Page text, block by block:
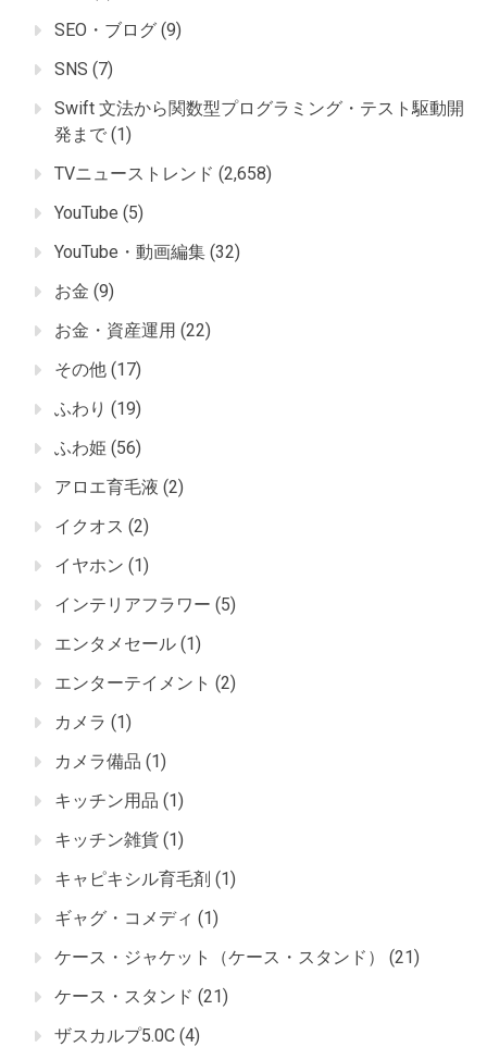
SEO・ブログ (9)
SNS (7)
Swift 文法から関数型プログラミング・テスト駆動開
発まで (1)
TVニューストレンド (2,658)
YouTube (5)
YouTube・動画編集 (32)
お金 (9)
お金・資産運用 (22)
その他 (17)
ふわり (19)
ふわ姫 (56)
アロエ育毛液 (2)
イクオス (2)
イヤホン (1)
インテリアフラワー (5)
エンタメセール (1)
エンターテイメント (2)
カメラ (1)
カメラ備品 (1)
キッチン用品 (1)
キッチン雑貨 (1)
キャピキシル育毛剤 (1)
ギャグ・コメディ (1)
ケース・ジャケット（ケース・スタンド）
(21)
ケース・スタンド (21)
ザスカルプ5.0C (4)